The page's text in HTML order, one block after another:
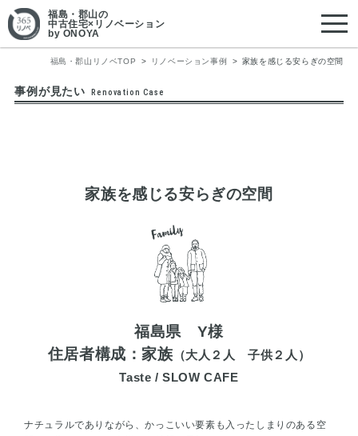
福島・郡山の
中古住宅×リノベーション
by ONOYA
福島・郡山リノベTOP リノベーション事例 家族を感じる安らぎの空間
事例が見たい Renovation Case
家族を感じる安らぎの空間
福島県 Y様
住居者構成：家族 （大人２人 子供２人）
Taste / SLOW CAFE
ナチュラルでありながら、かっこいい要素も入ったしまりのある空